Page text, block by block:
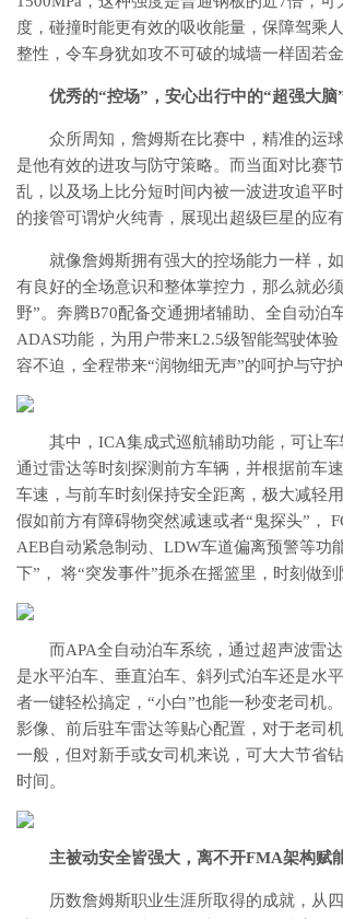
度，碰撞时能更有效的吸收能量，保障驾乘
整性，令车身犹如攻不可破的城墙一样固若金
优秀的“控场”，安心出行中的“超强大脑
众所周知，詹姆斯在比赛中，精准的运
是他有效的进攻与防守策略。而当面对比赛
乱，以及场上比分短时间内被一波进攻追平
的接管可谓炉火纯青，展现出超级巨星的应有
就像詹姆斯拥有强大的控场能力一样，
有良好的全场意识和整体掌控力，那么就必
野”。奔腾B70配备交通拥堵辅助、全自动泊
ADAS功能，为用户带来L2.5级智能驾驶体
容不迫，全程带来“润物细无声”的呵护与守护
其中，ICA集成式巡航辅助功能，可让车
通过雷达等时刻探测前方车辆，并根据前车
车速，与前车时刻保持安全距离，极大减轻
假如前方有障碍物突然减速或者“鬼探头”，
AEB自动紧急制动、LDW车道偏离预警等功
下”， 将“突发事件”扼杀在摇篮里，时刻做到
而APA全自动泊车系统，通过超声波雷
是水平泊车、垂直泊车、斜列式泊车还是水
者一键轻松搞定，“小白”也能一秒变老司机
影像、前后驻车雷达等贴心配置，对于老司
一般，但对新手或女司机来说，可大大节省
时间。
主被动安全皆强大，离不开FMA架构赋
历数詹姆斯职业生涯所取得的成就，从